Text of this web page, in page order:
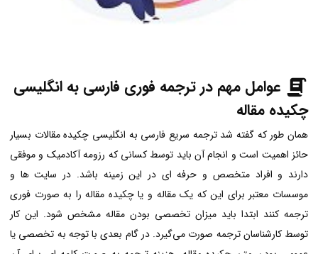
عوامل مهم درترجمه فوری فارسی به انگلیسی
چکیده مقاله
همان طور که گفته شد ترجمه سریع فارسی به انگلیسی چکیده مقالات بسیار
حائز اهمیت است و انجام آن باید توسط کسانی که رزومه آکادمیک و موفقی
دارند و افراد متخصص و حرفه ای در این زمینه باشد. در سایت ها و
موسسات معتبر برای این که یک مقاله و یا چکیده مقاله را به صورت فوری
ترجمه کنند ابتدا باید میزان تخصصی بودن مقاله مشخص شود. این کار
توسط کارشناسان ترجمه صورت می‌گیرد. در گام بعدی با توجه به تخصصی یا